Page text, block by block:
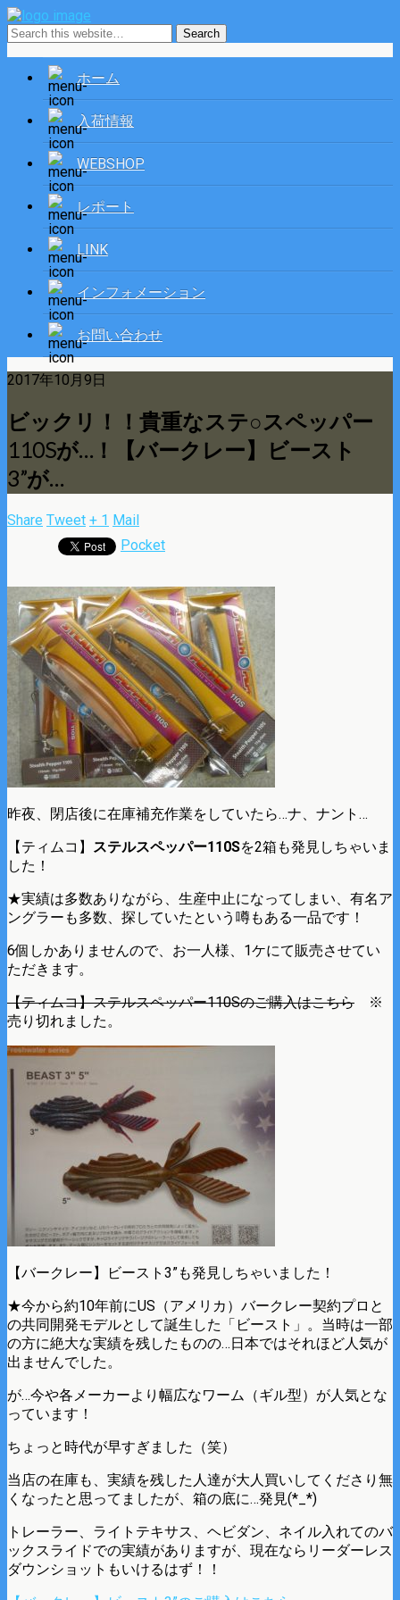
ホーム
入荷情報
WEBSHOP
レポート
LINK
インフォメーション
お問い合わせ
2017年10月9日
ビックリ！！貴重なステ○スペッパー
110Sが…！【バークレー】ビースト
3”が…
Share Tweet + 1 Mail
Pocket
昨夜、閉店後に在庫補充作業をしていたら…ナ、ナント…
【ティムコ】 ステルスペッパー110Sを2箱も発見しちゃいま
した！
★実績は多数ありながら、生産中止になってしまい、有名ア
ングラーも多数、探していたという噂もある一品です！
6個しかありませんので、お一人様、1ケにて販売させてい
ただきます。
【ティムコ】ステルスペッパー110Sのご購入はこちら ※
売り切れました。
【バークレー】ビースト3”も発見しちゃいました！
★今から約10年前にUS（アメリカ）バークレー契約プロと
の共同開発モデルとして誕生した「ビースト」。当時は一部
の方に絶大な実績を残したものの…日本ではそれほど人気が
出ませんでした。
が…今や各メーカーより幅広なワーム（ギル型）が人気とな
っています！
ちょっと時代が早すぎました（笑）
当店の在庫も、実績を残した人達が大人買いしてくださり無
くなったと思ってましたが、箱の底に…発見(*_*)
トレーラー、ライトテキサス、ヘビダン、ネイル入れてのバ
ックスライドでの実績がありますが、現在ならリーダーレス
ダウンショットもいけるはず！！